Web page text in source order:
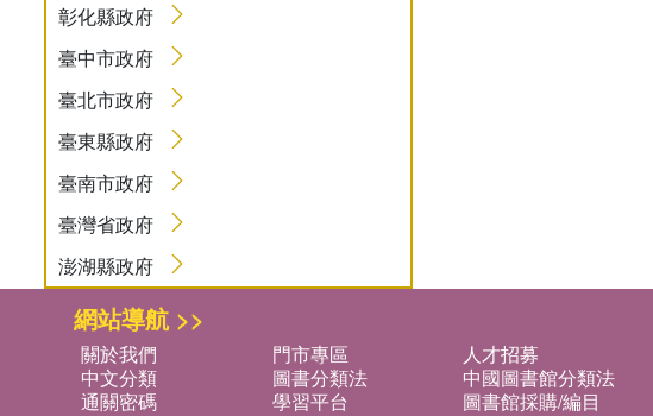
彰化縣政府
臺中市政府
臺北市政府
臺東縣政府
臺南市政府
臺灣省政府
澎湖縣政府
網站導航 >>
關於我們 門市專區 人才招募
中文分類
圖書分類法 中國圖書館分類法
通關密碼
學習平台 圖書館採購/編目